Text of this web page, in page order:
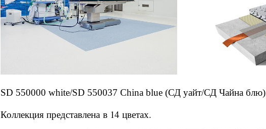
SD 550000 white/SD 550037 China blue (СД уайт/СД Чайна блю)
Коллекция представлена в 14 цветах.